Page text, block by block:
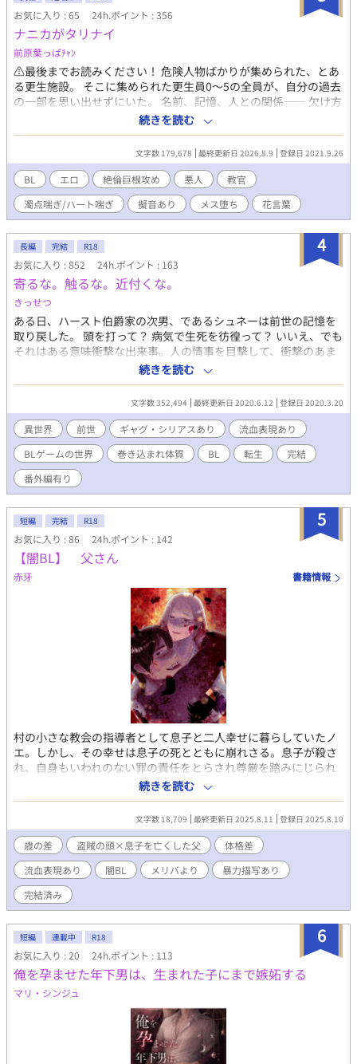
お気に入り : 65 24h.ポイント : 356
ナニカがタリナイ
前原葉っぱﾁｬﾝ
⚠️最後までお読みください！ 危険人物ばかりが集められた、とあ
る更生施設。 そこに集められた更生員0〜5の全員が、自分の過去
の一部を思い出せずにいた。 名前、記憶、人との関係―― 欠け方
は違えど、全員が何かを失っている。 施設には三人の教官が存在
し、 更生員たちは番号で管理されている。 「1」はすでに何年も
施設にいる古参。 「0」と「5」は最近入ったばかりの新入り。 そ
して「2」「3」「4」もまた、それぞれ事情を抱えてここにい
る。 教官たちは「更生」の名のもと、 精神と肉体に深く踏み込む
方法で彼らを支配・管理していく。 下腹部に刻まれる“印”は、
「これは俺のものだ」という所有と支配の証だった。 日常を過ご
すうち、 更生員たちは少しずつ違和感を抱き始める。 なぜ全員が
記憶を欠いているのか。 なぜ、この施設に集められたのか。 そし
て、教官たちは本当に「正しい側」なのか。 ――思い出せない。
――おかしい。 ――この施設は、どこか決定的におかしい。 やが
て「更生」という言葉の裏に隠された、 過去の罪、歪んだ愛情、
執着と狂気が浮かび上がっていく。 欠けている“ナニカ”に気づい
たとき、 彼らはもう、元の場所へは戻れない。 【用語】 ◆ 印 教
官が更生員に刻む所有の証。 花のマークが下腹部に現れる。 ◆
花言葉 各キャラクターの性質や関係性を象徴する要素。 物語理解
の重要な鍵。 注意タグ（その他） • 淫語表現あり • 流血表現あり
続きを読む
文字数 179,678 最終更新日 2026.8.9 登録日 2021.9.26
BL エロ 絶倫巨根攻め 悪人
教官
濁点喘ぎ/ハート喘ぎ
擬音あり メス堕ち 花言葉
4
長編 完結 R18
お気に入り : 852 24h.ポイント : 163
寄るな。触るな。近付くな。
きっせつ
ある日、ハースト伯爵家の次男、であるシュネーは前世の記憶を
取り戻した。 頭を打って？ 病気で生死を彷徨って？ いいえ、でも
それはある意味衝撃な出来事。人の情事を目撃して、衝撃のあま
り思い出したのだ。しかも、男と男の情事で…。 見たくもないも
のを見せられて。その上、シュネーだった筈の今世の自身は情事
を見た衝撃で何処かへ行ってしまったのだ。 シュネーは何処かに
行ってしまった今世の自身の代わりにシュネーを変態から守りつ
つ、貴族や騎士がいるフェルメルン王国で生きていく。 しかし問
題は山積みで、情事を目撃した事でエリアスという侯爵家嫡男に
も目を付けられてしまう。シュネーは今世の自身が帰ってくるま
で自身を守りきれるのか。 ーーーーーーーーーーー 初めての投稿
です。 結構ノリに任せて書いているのでかなり読み辛いし、分か
ズでラブするのはかなり先になる予定です。 ※ストックが切れ次
第緩やかに投稿していきます。
続きを読む
文字数 352,494 最終更新日 2020.6.12 登録日 2020.3.20
異世界 前世 ギャグ・シリアスあり
流血表現あり
BLゲームの世界
巻き込まれ体質 BL 転生
完結
番外編有り
5
短編 完結 R18
お気に入り : 86 24h.ポイント : 142
【闇BL】 父さん
赤牙 書籍情報
村の小さな教会の指導者として息子と二人幸せに暮らしていたノ
エ。しかし、その幸せは息子の死とともに崩れさる。息子が殺さ
れ、自身もいわれのない罪の責任をとらされ尊厳を踏みにじられ
る日々。 地獄の日々に死を願ったある日、村が盗賊に襲われる。
監禁されていたノエは、ある条件をつけられ盗賊たちに助け出さ
れる。 それは、盗賊の頭アレスの『父さん』になることだった。
父さんと呼ばれ戸惑うノエだったが、二人は徐々に仲を深めてい
く。そんな時に、息子の死の真相が明らかになる。 真相を聞いた
ノエがくだした決断は…… 盗賊の頭×息子を殺された父親 2024
年に【闇BLアンソロジー】に掲載していた作品です。 表紙イラス
ト：まめ様（@manedanuki_bl）
続きを読む
文字数 18,709 最終更新日 2025.8.11 登録日 2025.8.10
歳の差 盗賊の頭×息子を亡くした父
体格差
流血表現あり
闇BL メリバより
暴力描写あり
完結済み
6
短編 連載中 R18
お気に入り : 20 24h.ポイント : 113
俺を孕ませた年下男は、生まれた子にまで嫉妬する
マリ・シンジュ